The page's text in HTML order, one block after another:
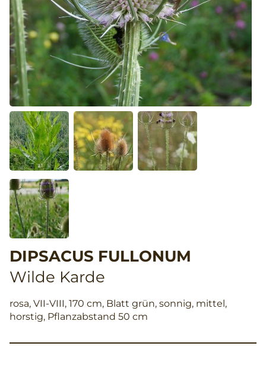
DIPSACUS FULLONUM
Wilde Karde
rosa, VII-VIII, 170 cm, Blatt grün, sonnig, mittel,
horstig, Pflanzabstand 50 cm